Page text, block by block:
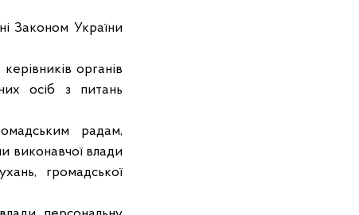
Законом України
органів
осіб з питань
радам,
виконавчої влади
громадської